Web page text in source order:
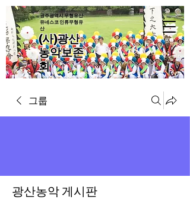
(사)광산
농악보존
회
광주광역시 무형유산·
유네스코 인류무형유
산
그룹
광산농악 게시판